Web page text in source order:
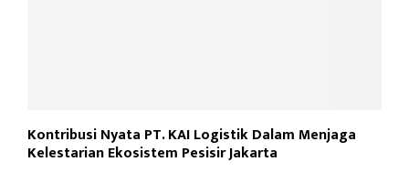
Kontribusi Nyata PT. KAI Logistik Dalam Menjaga
Kelestarian Ekosistem Pesisir Jakarta